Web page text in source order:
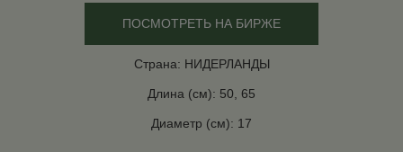
ПОСМОТРЕТЬ НА БИРЖЕ
Страна: НИДЕРЛАНДЫ
Длина (см): 50, 65
Диаметр (см): 17